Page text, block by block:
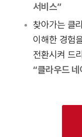
서비스”
찾아가는 클
이해한 경험
전환시켜 드
“클라우드